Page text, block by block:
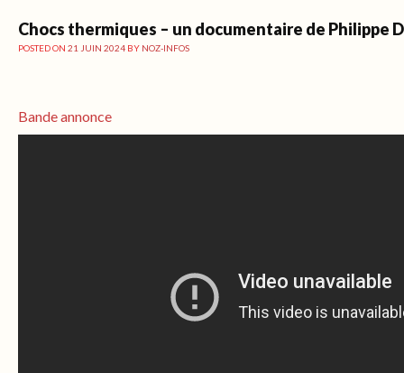
Chocs thermiques – un documentaire de Philippe
POSTED ON 21 JUIN 2024 BY NOZ-INFOS
Bande annonce